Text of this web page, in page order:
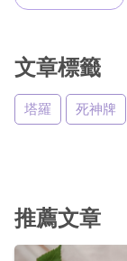
文章標籤
塔羅 死神牌
推薦文章